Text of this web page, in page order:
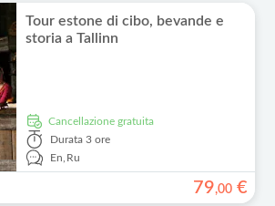
Tour estone di cibo, bevande e
storia a Tallinn
Cancellazione gratuita
Durata 3 ore
En,Ru
79,00 €